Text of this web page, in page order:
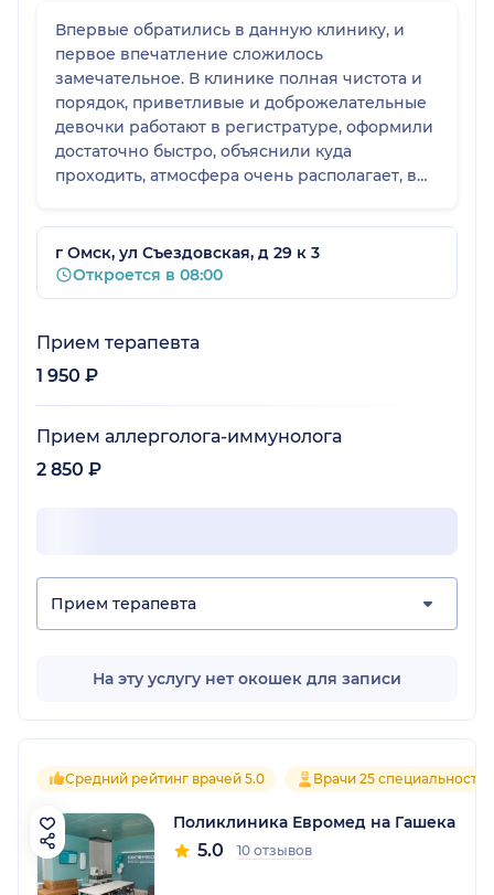
Впервые обратились в данную клинику, и
первое впечатление сложилось
замечательное. В клинике полная чистота и
порядок, приветливые и доброжелательные
девочки работают в регистратуре, оформили
достаточно быстро, объяснили куда
проходить, атмосфера очень располагает, в
ожидания в очереди незначительное. Всё
понравилось, рекомендую данную клинику.
г Омск, ул Съездовская, д 29 к 3
Откроется в 08:00
Прием терапевта
1 950 ₽
Прием аллерголога-иммунолога
2 850 ₽
Прием терапевта
На эту услугу нет окошек для записи
Средний рейтинг врачей 5.0 Врачи 25 специальностей
Поликлиника Евромед на Гашека
5.0 10 отзывов